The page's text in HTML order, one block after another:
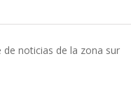
noticias de la zona sur